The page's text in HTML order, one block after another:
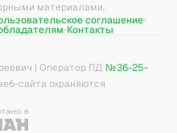
материалами.
соглашение
Контакты
| Оператор ПД №36-25-
сайта охраняются